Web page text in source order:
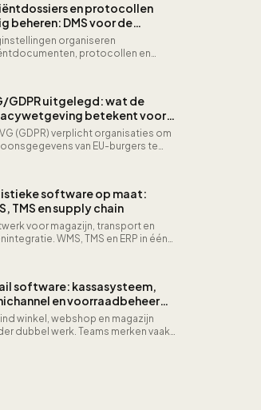
en protocollen
beheren: DMS voor de
organiseren
protocollen en
GDPR uitgelegd: wat de
betekent voor
en organisatie
(GDPR) verplicht organisaties om
van EU-burgers te
boetes en technische
software op maat:
TMS en supply chain
voor magazijn, transport en
WMS, TMS en ERP in één
software: kassasysteem,
en voorraadbeheer
winkel, webshop en magazijn
dubbel werk. Teams merken vaak